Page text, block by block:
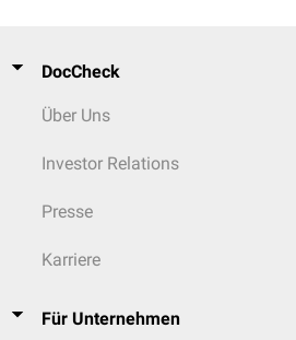
DocCheck
Über Uns
Investor Relations
Presse
Karriere
Für Unternehmen